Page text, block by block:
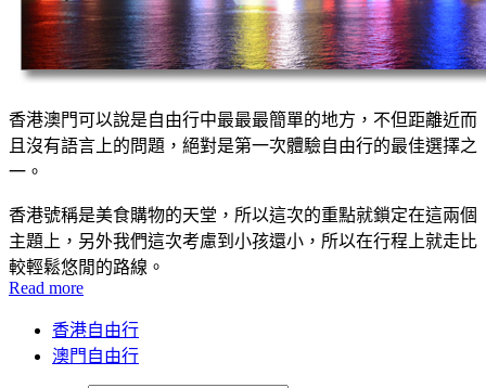
香港澳門可以說是自由行中最最最簡單的地方，不但距離近而
且沒有語言上的問題，絕對是第一次體驗自由行的最佳選擇之
一。
香港號稱是美食購物的天堂，所以這次的重點就鎖定在這兩個
主題上，另外我們這次考慮到小孩還小，所以在行程上就走比
較輕鬆悠閒的路線。
Read more
香港自由行
澳門自由行